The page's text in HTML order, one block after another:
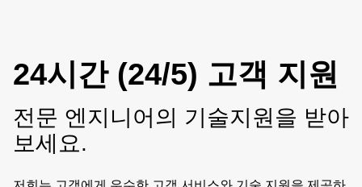
24시간 (24/5) 고객 지원
전문 엔지니어의 기술지원을 받아
보세요.